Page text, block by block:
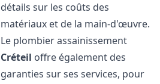
détails sur les coûts des
matériaux et de la main-d'œuvre.
Le plombier assainissement
Créteil offre également des
garanties sur ses services, pour